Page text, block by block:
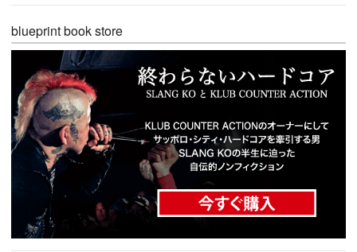
blueprint book store